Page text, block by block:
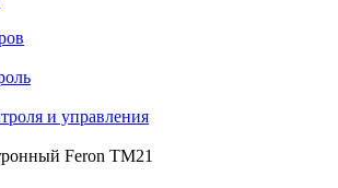
и управления
Feron ТМ21